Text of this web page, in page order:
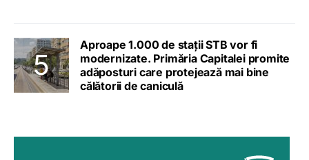
Aproape 1.000 de stații STB vor fi
modernizate. Primăria Capitalei promite
adăposturi care protejează mai bine
călătorii de caniculă